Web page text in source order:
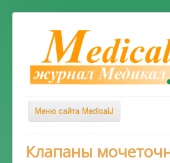
Меню сайта MedicalJ
Весь Медикал
Клапаны